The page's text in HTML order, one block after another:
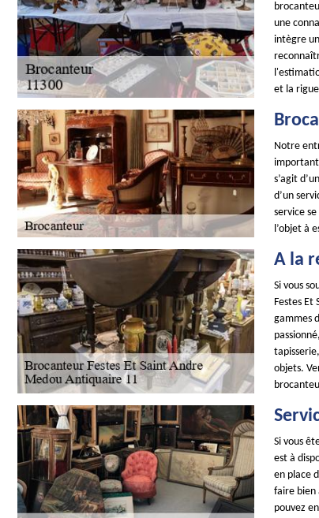
une
intègre
et la
Notre
important
s’agit
d’un
service
l’objet à
A la
Si vous
Festes Et
gammes
objets.
Si vous
est à
en place
faire bien
pouvez